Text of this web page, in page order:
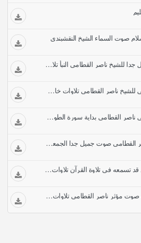
صوت السماء الشيخ النقشبندى
quran صوت جميل جدا للشيخ ناصر القطامي النبأ تلاوات خاشعة
quran صوت مبكي للشيخ ناصر القطامي تلاوات خاشعة
quran صوت مبكي ناصر القطامي بداية سورة الطور تلاوات خاشعة
quran coran ناصر القطامي صوت جميل جدا الجمعة تلاوات خاشعة
أجمل صوت طفل قد تسمعه في تلاوة القرآن تلاوات خاشعة
أم لهم إله غير الله صوت مؤثر ناصر القطامي تلاوات خاشعة